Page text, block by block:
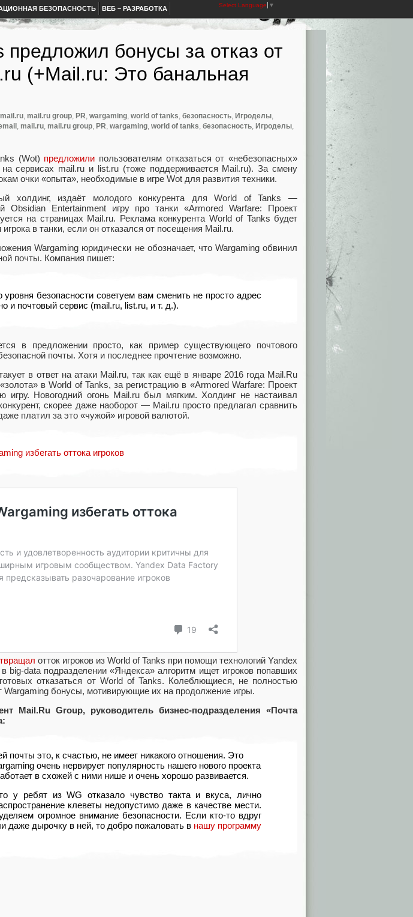
БЕЗОПАСНОСТЬ ВЕБ – РАЗРАБОТКА Select Language ▼
предложил бонусы за отказ от
(+Mail.ru: Это банальная
mail.ru, mail.ru group, PR, wargaming, world of tanks, безопасность, Игроделы,
, mail.ru, mail.ru group, PR, wargaming, world of tanks, безопасность, Игроделы,
(Wot) предложили пользователям отказаться от «небезопасных»
на сервисах mail.ru и list.ru (тоже поддерживается Mail.ru). За смену
очки «опыта», необходимые в игре Wot для развития техники.
холдинг,
издаёт молодого конкурента для World of Tanks —
Obsidian Entertainment игру про танки «Armored Warfare: Проект
на страницах Mail.ru. Реклама конкурента World of Tanks будет
в танки, если он отказался от посещения Mail.ru.
Wargaming юридически не обозначает, что Wargaming обвинил
почты. Компания пишет:
безопасности советуем вам сменить не просто адрес
и почтовый сервис (mail.ru, list.ru, и т. д.).
в предложении просто,
как пример существующего почтового
почты. Хотя и последнее прочтение возможно.
в ответ на атаки Mail.ru, так как ещё в январе 2016 года Mail.Ru
«золота» в World of Tanks, за регистрацию в «Armored Warfare: Проект
игру. Новогодний огонь Mail.ru был мягким. Холдинг не настаивал
, скорее даже наоборот — Mail.ru просто предлагал сравнить
платил за это «чужой» игровой валютой.
избегать оттока игроков
отток игроков из World of Tanks при помощи технологий Yandex
big-data подразделении «Яндекса» алгоритм ищет игроков попавших
отказаться от World of Tanks. Колеблющиеся, не полностью
Wargaming бонусы, мотивирующие их на продолжение игры.
Mail.Ru Group, руководитель бизнес-подразделения «Почта
почты это, к счастью, не имеет никакого отношения. Это
очень нервирует популярность нашего нового проекта
в схожей с ними нише и очень хорошо развивается.
у ребят из WG отказало чувство такта и вкуса,
лично
клеветы недопустимо даже в качестве мести.
огромное внимание безопасности. Если кто-то вдруг
даже дырочку в ней, то добро пожаловать в нашу программу